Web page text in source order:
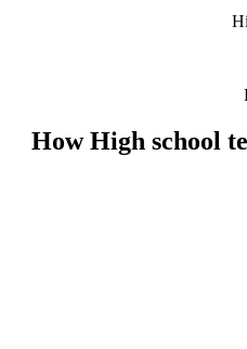
HowHigh school